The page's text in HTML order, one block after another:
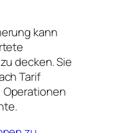
kann
decken. Sie
Tarif